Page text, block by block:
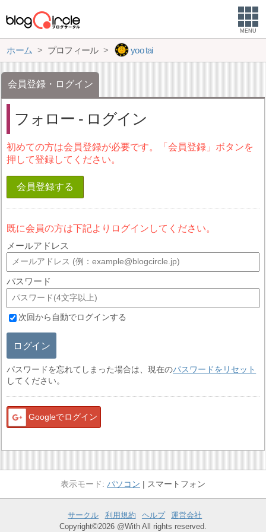
MENU
ホーム プロフィール yoo tai
会員登録・ログイン
フォロー - ログイン
初めての方は会員登録が必要です。「会員登録」ボタンを
押して登録してください。
会員登録する
既に会員の方は下記よりログインしてください。
メールアドレス
パスワード
次回から自動でログインする
ログイン
パスワードを忘れてしまった場合は、現在のパスワードをリセット
してください。
Googleでログイン
パソコン スマートフォン
サークル 利用規約 ヘルプ
運営会社
Copyright©2026 @With All rights reserved.